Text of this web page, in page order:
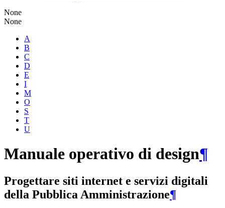
None
None
A
B
C
D
E
I
M
O
S
T
U
Manuale operativo di design¶
Progettare siti internet e servizi digitali
della Pubblica Amministrazione¶